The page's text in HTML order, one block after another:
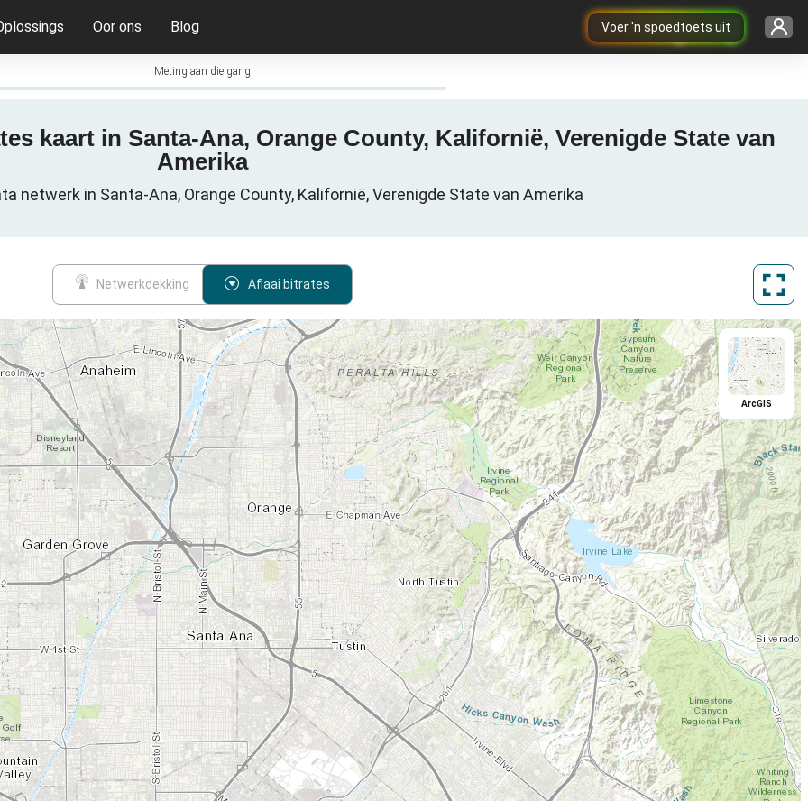
Voer 'n spoedtoets uit
Oor ons Blog
Meting aan die gang
kaart in Santa-Ana, Orange County, Kalifornië, Verenigde State van
Amerika
netwerk in Santa-Ana, Orange County, Kalifornië, Verenigde State van Amerika
Netwerkdekking Aflaai bitrates
ArcGIS